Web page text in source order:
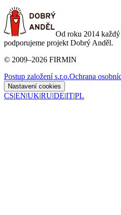
Od roku 2014
podporujeme projekt Dobrý Anděl.
© 2009–2026 FIRMIN
Postup založení s.r.o.Ochrana
Nastavení cookies
CS|EN|UK|RU|DE|IT|PL